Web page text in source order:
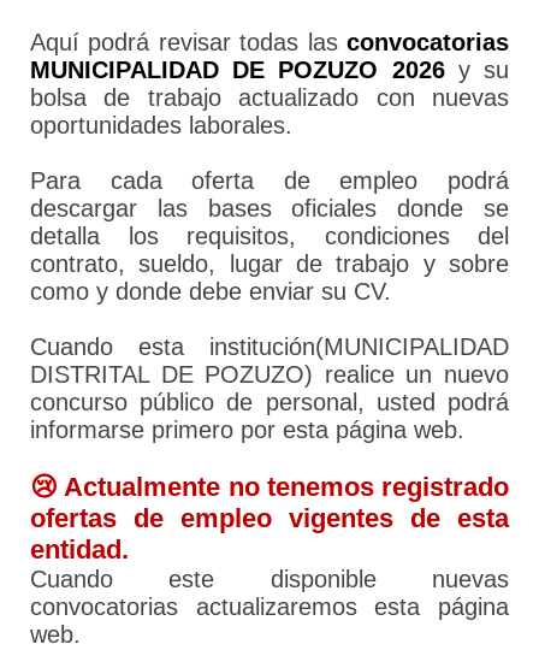
Aquí podrá revisar todas las convocatorias
MUNICIPALIDAD DE POZUZO 2026y su
bolsa de trabajo actualizado con nuevas
oportunidades laborales.
Para cada oferta de empleo podrá
descargar las bases oficiales donde se
detalla los requisitos, condiciones del
contrato, sueldo, lugar de trabajo y sobre
como y donde debe enviar su CV.
Cuando esta institución(MUNICIPALIDAD
DISTRITAL DE POZUZO) realice un nuevo
concurso público de personal, usted podrá
informarse primero por esta página web.
😢 Actualmente no tenemos registrado
ofertas de empleo vigentes de esta
entidad.
Cuando este disponible nuevas
convocatorias actualizaremos esta página
web.